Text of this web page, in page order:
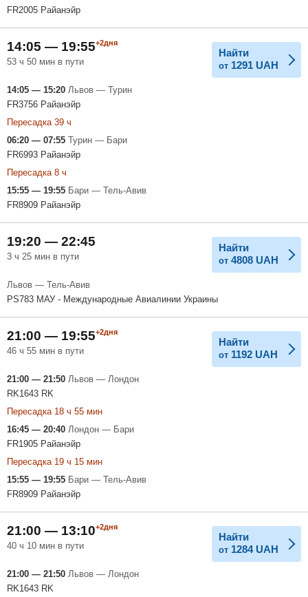
FR2005 Райанэйр
14:05 — 19:55+2дня
53 ч 50 мин в пути
Найти
от 1291 UAH
14:05 — 15:20 Львов — Турин
FR3756 Райанэйр
Пересадка 39 ч
06:20 — 07:55 Турин — Бари
FR6993 Райанэйр
Пересадка 8 ч
15:55 — 19:55 Бари — Тель-Авив
FR8909 Райанэйр
19:20 — 22:45
3 ч 25 мин в пути
Найти
от 4808 UAH
Львов — Тель-Авив
PS783 МАУ - Международные Авиалинии Украины
21:00 — 19:55+2дня
46 ч 55 мин в пути
Найти
от 1192 UAH
21:00 — 21:50 Львов — Лондон
RK1643 RK
Пересадка 18 ч 55 мин
16:45 — 20:40 Лондон — Бари
FR1905 Райанэйр
Пересадка 19 ч 15 мин
15:55 — 19:55 Бари — Тель-Авив
FR8909 Райанэйр
21:00 — 13:10+2дня
40 ч 10 мин в пути
Найти
от 1284 UAH
21:00 — 21:50 Львов — Лондон
RK1643 RK